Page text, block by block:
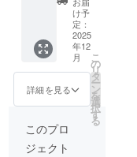
ルネッ
サン
ス
ボー
テ 5本
・提供
方法：
完成後
宅急便
にて発
送
け予
定：
2025
年12
月
詳細を見る
こ
の
リ
タ
ー
ン
を
選
択
す
る
このプロ
ジェクト